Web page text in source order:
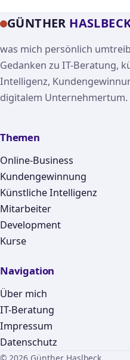
GÜNTHER
was mich persönlich
Gedanken zu IT-Beratung,
Intelligenz,
digitalem Unternehmertum.
Themen
Online-Business
Kundengewinnung
Künstliche Intelligenz
Mitarbeiter
Development
Kurse
Navigation
Über mich
IT-Beratung
Impressum
Datenschutz
© 2026 Günther Haslbeck